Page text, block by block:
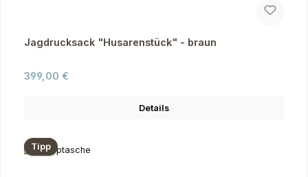
Jagdrucksack "Husarenstück" - braun
Regulärer Preis:
399,00 €
Details
Tipp